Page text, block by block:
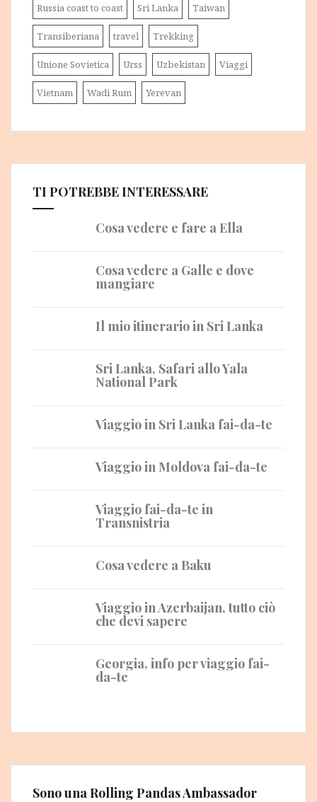
Russia coast to coast Sri Lanka Taiwan
Transiberiana travel Trekking
Unione Sovietica Urss Uzbekistan Viaggi
Vietnam Wadi Rum Yerevan
TI POTREBBE INTERESSARE
Cosa vedere e fare a Ella
Cosa vedere a Galle e dove
mangiare
Il mio itinerario in Sri Lanka
Sri Lanka, Safari allo Yala
National Park
Viaggio in Sri Lanka fai-da-te
Viaggio in Moldova fai-da-te
Viaggio fai-da-te in
Transnistria
Cosa vedere a Baku
Viaggio in Azerbaijan, tutto ciò
che devi sapere
Georgia, info per viaggio fai-
da-te
Sono una Rolling Pandas Ambassador